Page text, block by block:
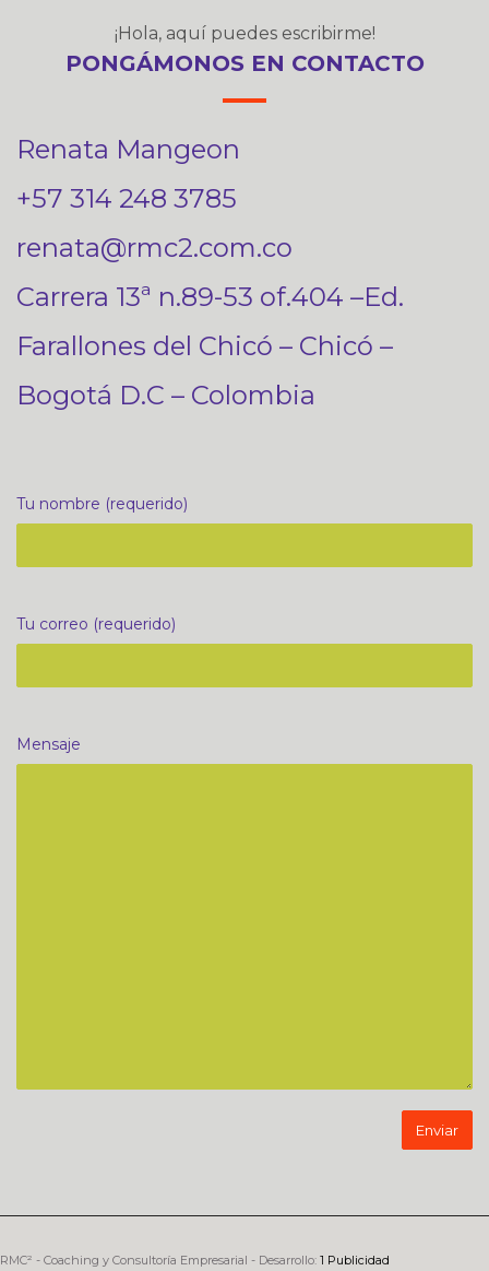
¡Hola, aquí puedes escribirme!
PONGÁMONOS EN CONTACTO
Renata Mangeon
+57 314 248 3785
renata@rmc2.com.co
Carrera 13ª n.89-53 of.404 –Ed.
Farallones del Chicó – Chicó –
Bogotá D.C – Colombia
Tu nombre (requerido)
Tu correo (requerido)
Mensaje
RMC² - Coaching y Consultoría Empresarial - Desarrollo: 1 Publicidad